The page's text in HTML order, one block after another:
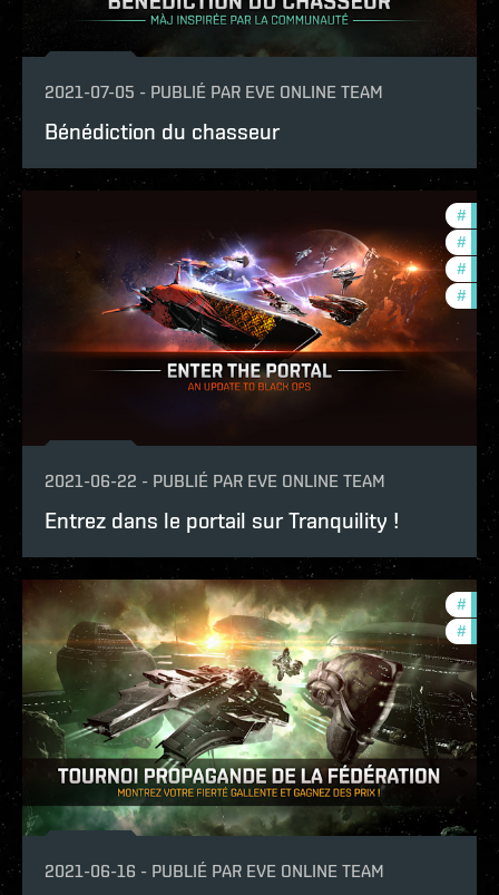
2021-07-05 - PUBLIÉ PAR EVE ONLINE TEAM
Bénédiction du chasseur
#
#
#
#
2021-06-22 - PUBLIÉ PAR EVE ONLINE TEAM
Entrez dans le portail sur Tranquility !
#
#
2021-06-16 - PUBLIÉ PAR EVE ONLINE TEAM